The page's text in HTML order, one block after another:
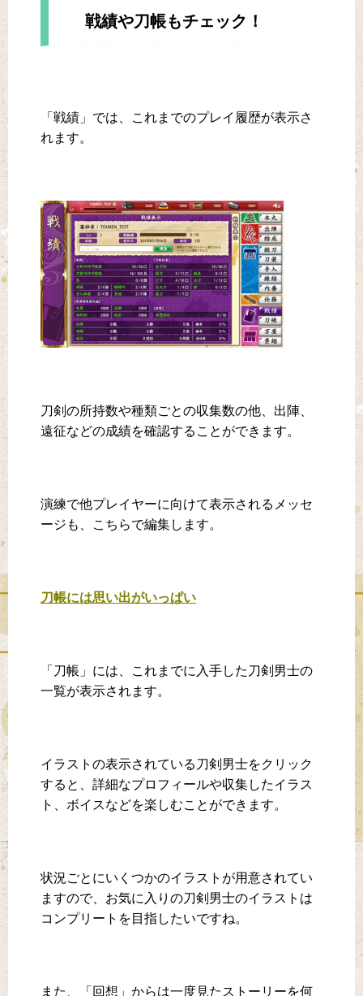
戦績や刀帳もチェック！
「戦績」では、これまでのプレイ履歴が表示さ
れます。
刀剣の所持数や種類ごとの収集数の他、出陣、
遠征などの成績を確認することができます。
演練で他プレイヤーに向けて表示されるメッセ
ージも、こちらで編集します。
刀帳には思い出がいっぱい
「刀帳」には、これまでに入手した刀剣男士の
一覧が表示されます。
イラストの表示されている刀剣男士をクリック
すると、詳細なプロフィールや収集したイラス
ト、ボイスなどを楽しむことができます。
状況ごとにいくつかのイラストが用意されてい
ますので、お気に入りの刀剣男士のイラストは
コンプリートを目指したいですね。
また、「回想」からは一度見たストーリーを何